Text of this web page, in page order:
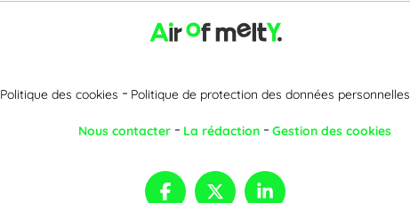
Politique des cookies Politique de protection des données personnelles
Nous contacter La rédaction Gestion des cookies